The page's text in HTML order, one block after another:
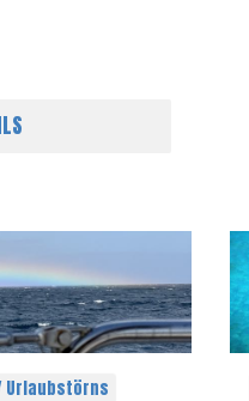
in Palma de
traumhafte
Urlaubstörns